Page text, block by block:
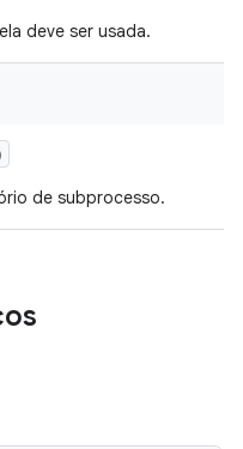
deve ser usada.
de subprocesso.